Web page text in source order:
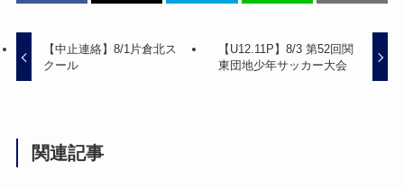
【中止連絡】8/1片倉北ス
クール
【U12.11P】8/3 第52回関
東団地少年サッカー大会
関連記事